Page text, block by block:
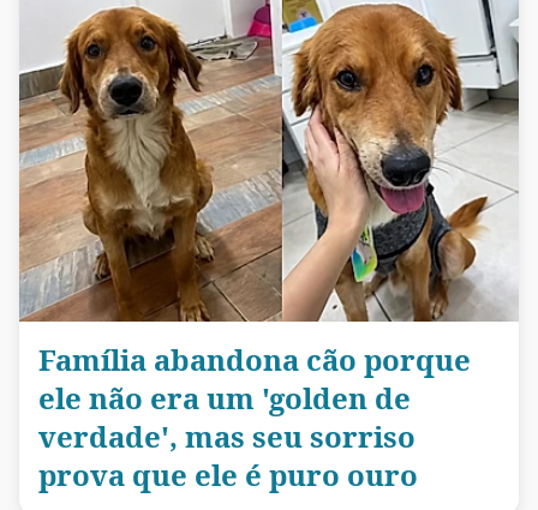
Família abandona cão porque
ele não era um 'golden de
verdade', mas seu sorriso
prova que ele é puro ouro